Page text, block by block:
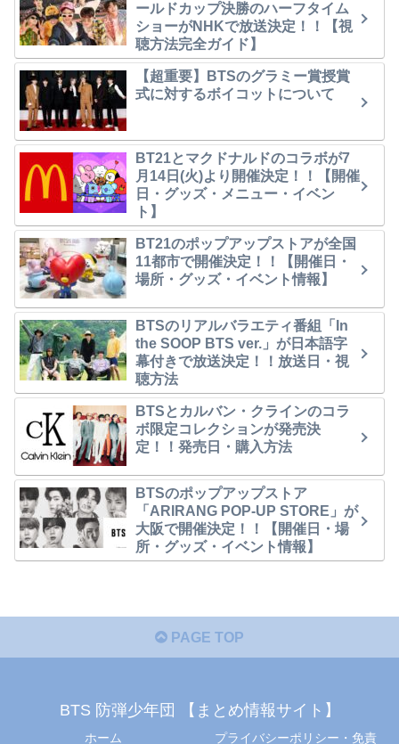
ールドカップ決勝のハーフタイム
ショーがNHKで放送決定！！【視
聴方法完全ガイド】
【超重要】BTSのグラミー賞授賞
式に対するボイコットについて
BT21とマクドナルドのコラボが7
月14日(火)より開催決定！！【開催
日・グッズ・メニュー・イベン
ト】
BT21のポップアップストアが全国
11都市で開催決定！！【開催日・
場所・グッズ・イベント情報】
BTSのリアルバラエティ番組「In
the SOOP BTS ver.」が日本語字
幕付きで放送決定！！放送日・視
聴方法
BTSとカルバン・クラインのコラ
ボ限定コレクションが発売決
定！！発売日・購入方法
BTSのポップアップストア
「ARIRANG POP-UP STORE」が
大阪で開催決定！！【開催日・場
所・グッズ・イベント情報】
PAGE TOP
BTS 防弾少年団 【まとめ情報サイト】
ホーム プライバシーポリシー・免責